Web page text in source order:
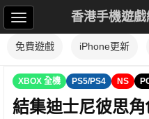
香港手機遊
免費遊戲 iPhone更新
XBOX 全機 PS5/PS4 NS
結集迪士尼彼思